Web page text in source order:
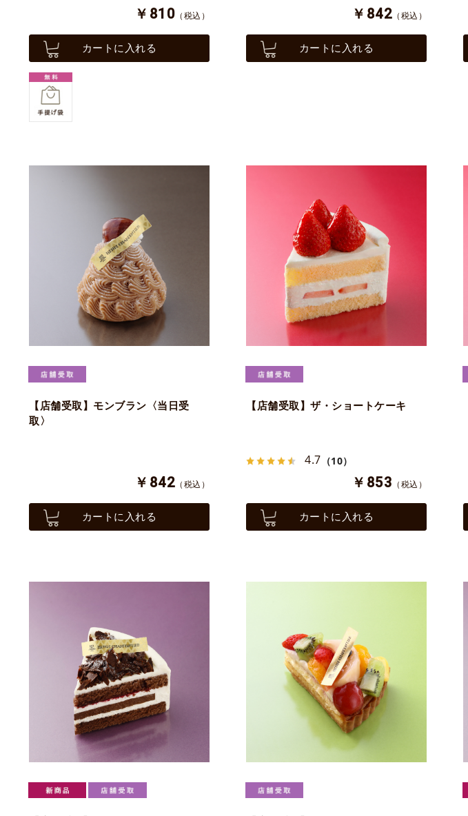
￥810 （税込）
カートに入れる
￥842 （税込）
カートに入れる
【店舗受取】モンブラン〈当日受
取〉
￥842 （税込）
カートに入れる
【店舗受取】ザ・ショートケーキ
4.7 （10）
￥853 （税込）
カートに入れる